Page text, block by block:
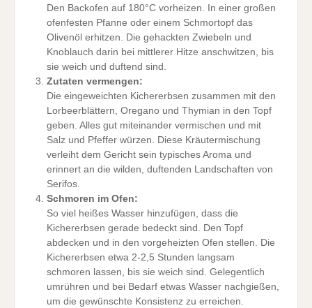
Den Backofen auf 180°C vorheizen. In einer großen
ofenfesten Pfanne oder einem Schmortopf das
Olivenöl erhitzen. Die gehackten Zwiebeln und
Knoblauch darin bei mittlerer Hitze anschwitzen, bis
sie weich und duftend sind.
Zutaten vermengen:
Die eingeweichten Kichererbsen zusammen mit den
Lorbeerblättern, Oregano und Thymian in den Topf
geben. Alles gut miteinander vermischen und mit
Salz und Pfeffer würzen. Diese Kräutermischung
verleiht dem Gericht sein typisches Aroma und
erinnert an die wilden, duftenden Landschaften von
Serifos.
Schmoren im Ofen:
So viel heißes Wasser hinzufügen, dass die
Kichererbsen gerade bedeckt sind. Den Topf
abdecken und in den vorgeheizten Ofen stellen. Die
Kichererbsen etwa 2-2,5 Stunden langsam
schmoren lassen, bis sie weich sind. Gelegentlich
umrühren und bei Bedarf etwas Wasser nachgießen,
um die gewünschte Konsistenz zu erreichen.